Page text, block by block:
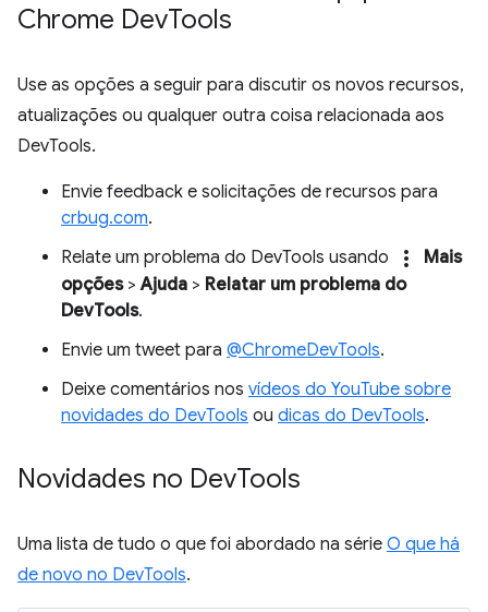
Chrome DevTools
Use as opções a seguir para discutir os novos recursos,
atualizações ou qualquer outra coisa relacionada aos
DevTools.
Envie feedback e solicitações de recursos para
crbug.com.
Relate um problema do DevTools usando
more_vert
Mais
opções>Ajuda > Relatar um problema do
DevTools.
Envie um tweet para @ChromeDevTools.
Deixe comentários nos vídeos do YouTube sobre
novidades do DevTools ou dicas do DevTools.
Novidades no DevTools
Uma lista de tudo o que foi abordado na série O que há
de novo no DevTools.